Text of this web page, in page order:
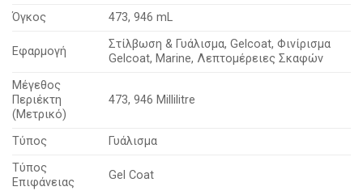
Όγκος 473, 946 mL
Εφαρμογή
Στίλβωση & Γυάλισμα, Gelcoat, Φινίρισμα
Gelcoat, Marine, Λεπτομέρειες Σκαφών
Μέγεθος
Περιέκτη
(Μετρικό)
473, 946 Millilitre
Τύπος
Γυάλισμα
Τύπος
Επιφάνειας
Gel Coat